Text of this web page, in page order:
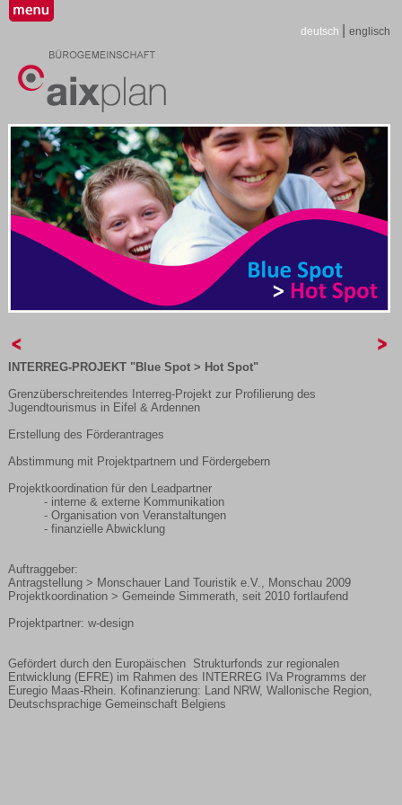
deutsch englisch
INTERREG-PROJEKT "Blue Spot > Hot Spot"
Grenzüberschreitendes Interreg-Projekt zur Profilierung des
Jugendtourismus in Eifel & Ardennen
Erstellung des Förderantrages
Abstimmung mit Projektpartnern und Fördergebern
Projektkoordination für den Leadpartner
- interne & externe Kommunikation
- Organisation von Veranstaltungen
- finanzielle Abwicklung
Auftraggeber:
Antragstellung > Monschauer Land Touristik e.V., Monschau 2009
Projektkoordination > Gemeinde Simmerath, seit 2010 fortlaufend
Projektpartner: w-design
Gefördert durch den Europäischen Strukturfonds zur regionalen
Entwicklung (EFRE) im Rahmen des INTERREG IVa Programms der
Euregio Maas-Rhein. Kofinanzierung: Land NRW, Wallonische Region,
Deutschsprachige Gemeinschaft Belgiens